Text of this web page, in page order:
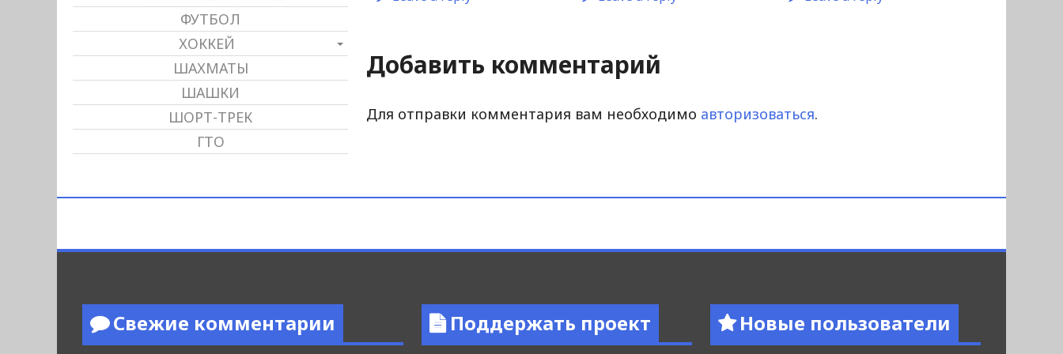
Добавить комментарий
Для отправки комментария вам необходимо авторизоваться.
ФУТБОЛ
ХОККЕЙ
ШАХМАТЫ
ШАШКИ
ШОРТ-ТРЕК
ГТО
Свежие комментарии Поддержать проект Новые пользователи